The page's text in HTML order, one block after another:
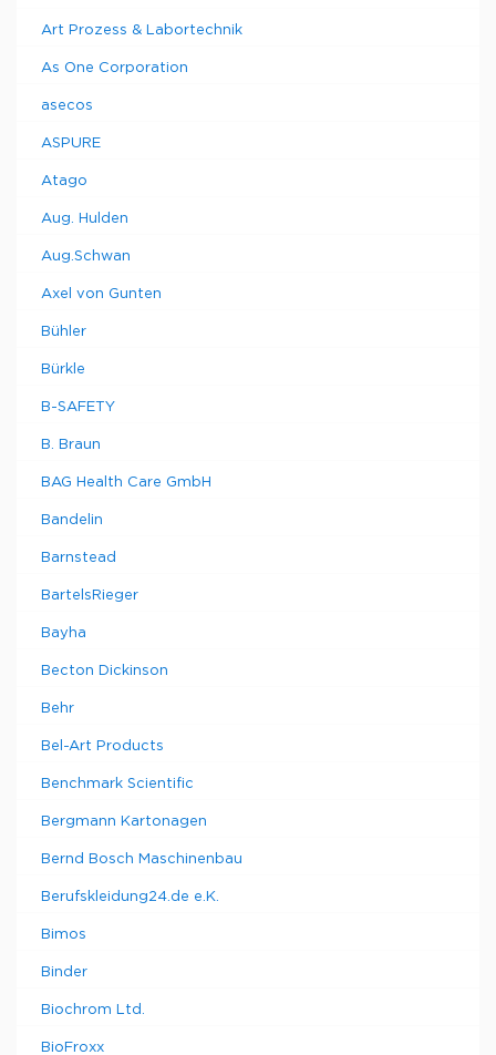
Art Prozess & Labortechnik
As One Corporation
asecos
ASPURE
Atago
Aug. Hulden
Aug.Schwan
Axel von Gunten
Bühler
Bürkle
B-SAFETY
B. Braun
BAG Health Care GmbH
Bandelin
Barnstead
BartelsRieger
Bayha
Becton Dickinson
Behr
Bel-Art Products
Benchmark Scientific
Bergmann Kartonagen
Bernd Bosch Maschinenbau
Berufskleidung24.de e.K.
Bimos
Binder
Biochrom Ltd.
BioFroxx